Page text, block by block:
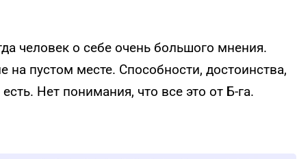
человек о себе очень большого мнения.
на пустом месте. Способности, достоинства,
Нет понимания, что все это от Б-га.